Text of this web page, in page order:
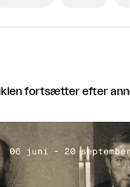
fortsætter efter